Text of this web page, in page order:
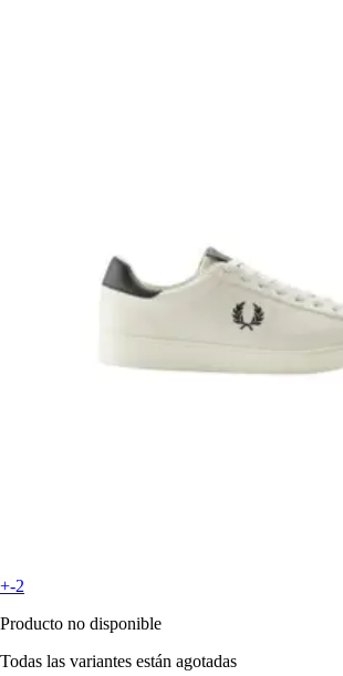
+-2
Producto no disponible
Todas las variantes están agotadas